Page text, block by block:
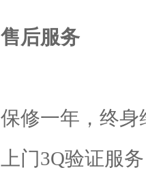
售后服务
保修一年，终身
上门3Q验证服